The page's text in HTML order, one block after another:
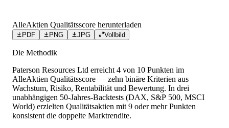
AlleAktien Qualitätsscore herunterladen
PDF PNG JPG Vollbild
Die Methodik
Paterson Resources Ltd erreicht 4 von 10 Punkten im
AlleAktien Qualitätsscore — zehn binäre Kriterien aus
Wachstum, Risiko, Rentabilität und Bewertung. In drei
unabhängigen 50-Jahres-Backtests (DAX, S&P 500, MSCI
World) erzielten Qualitätsaktien mit 9 oder mehr Punkten
konsistent die doppelte Marktrendite.